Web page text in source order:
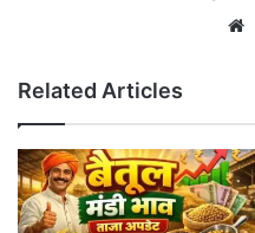
Related Articles